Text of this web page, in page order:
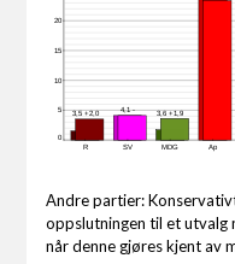
3,5 +2,0 4,1 - 3,6 +1,9
R SV MDG Ap
0
5
10
15
20
Andre partier:
oppslutningen til et utvalg
når denne gjøres kjent av